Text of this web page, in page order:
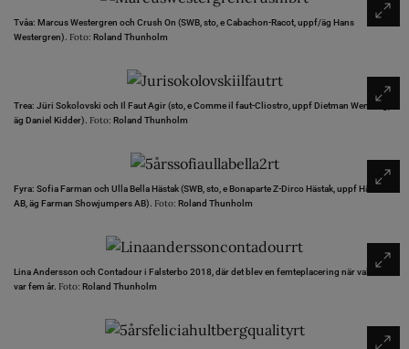
Tvåa: Marcus Westergren och Crush On (SWB, sto, e Cabachon-Racot, uppf/äg Hans
Westergren). Foto: Roland Thunholm
Trea: Jüri Sokolovski och Il Faut Agir (sto, e Comme il faut-Cliostro, uppf Dietman Wenning,
äg Daniel Kidder). Foto: Roland Thunholm
Fyra: Sofia Farman och Ulla Bella Hästak (SWB, sto, e Bonaparte Z-Dirco Hästak, uppf Hästak
AB, äg Farman Showjumpers AB). Foto: Roland Thunholm
Lina Andersson och Contadour i Falsterbo 2018, där det blev en femteplacering när valacken
var fem år. Foto: Roland Thunholm